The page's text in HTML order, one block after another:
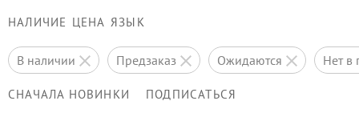
НАЛИЧИЕ ЦЕНА ЯЗЫК
в наличии предзаказ ожидаются нет
СНАЧАЛА НОВИНКИ ПОДПИСАТЬСЯ